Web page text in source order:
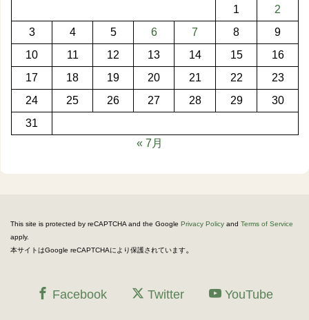
1
2
3
4 5 6 7 8
9
10
11 12 13 14 15
16
17
18 19 20 21 22
23
24
25 26 27 28 29
30
31
« 7月
This site is protected by reCAPTCHA and the Google Privacy Policy and Terms of Service
apply.
本サイトはGoogle reCAPTCHAにより保護されています。
Facebook Twitter YouTube